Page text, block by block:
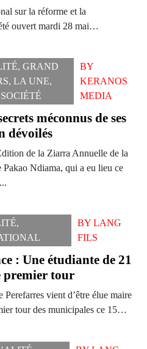
sur la réforme et la
ouvert mardi 28 mai…
, GRAND
, LA UNE,
SOCIÉTÉ
BY
KERANOS
MEDIA
méconnus de ses
dévoilés
de la Ziarra Annuelle de la
Ndiama, qui a eu lieu ce
,
BYLANG
FILS
: Une étudiante de 21
premier tour
vient d’être élue maire
tour des municipales ce 15…